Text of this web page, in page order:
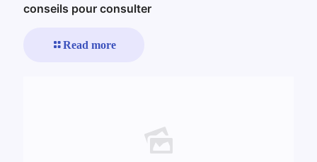
conseils pour consulter
Read more